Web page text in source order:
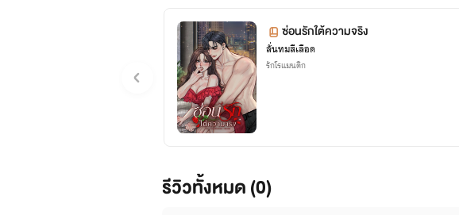
ซ่อนรักใต้ความจริง
ลั่นทมสีเลือด
รักโรแมนติก
รีวิวทั้งหมด (0)